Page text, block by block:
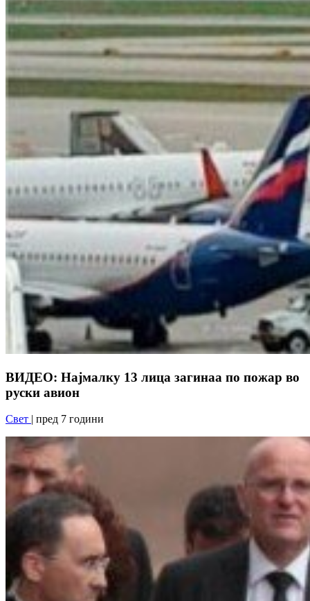
ВИДЕО: Најмалку 13 лица загинаа по пожар во
руски авион
Свет | пред 7 години